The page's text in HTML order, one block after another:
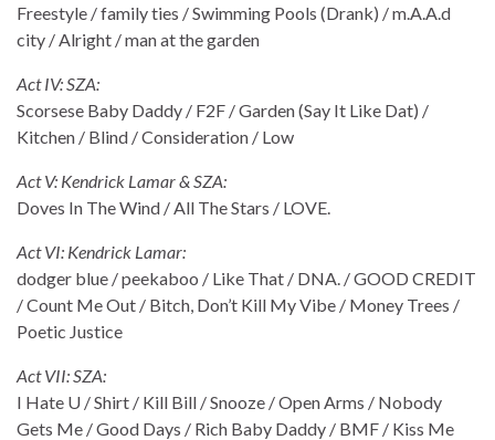
Freestyle / family ties / Swimming Pools (Drank) / m.A.A.d
city / Alright / man at the garden
Act IV: SZA:
Scorsese Baby Daddy / F2F / Garden (Say It Like Dat) /
Kitchen / Blind / Consideration / Low
Act V: Kendrick Lamar & SZA:
Doves In The Wind / All The Stars / LOVE.
Act VI: Kendrick Lamar:
dodger blue / peekaboo / Like That / DNA. / GOOD CREDIT
/ Count Me Out / Bitch, Don’t Kill My Vibe / Money Trees /
Poetic Justice
Act VII: SZA:
I Hate U / Shirt / Kill Bill / Snooze / Open Arms / Nobody
Gets Me / Good Days / Rich Baby Daddy / BMF / Kiss Me